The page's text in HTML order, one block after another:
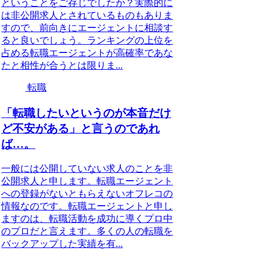
ということをご存じでしたか？実際的に
は非公開求人とされているものもありま
すので、前向きにエージェントに相談す
ると良いでしょう。ランキングの上位を
占める転職エージェントが高確率であな
たと相性が合うとは限りま...
転職
「転職したいというのが本音だけ
ど不安がある」と言うのであれ
ば…。
一般には公開していない求人のことを非
公開求人と申します。転職エージェント
への登録がないともらえないオフレコの
情報なのです。転職エージェントと申し
ますのは、転職活動を成功に導くプロ中
のプロだと言えます。多くの人の転職を
バックアップした実績を有...